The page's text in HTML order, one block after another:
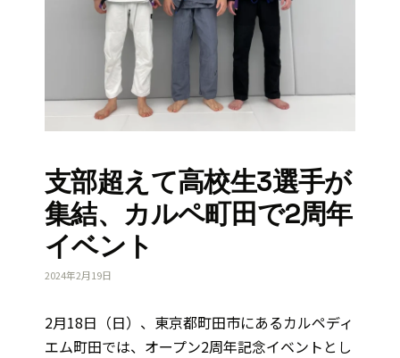
支部超えて高校生3選手が
集結、カルペ町田で2周年
イベント
2024年2月19日
2月18日（日）、東京都町田市にあるカルペディ
エム町田では、オープン2周年記念イベントとし